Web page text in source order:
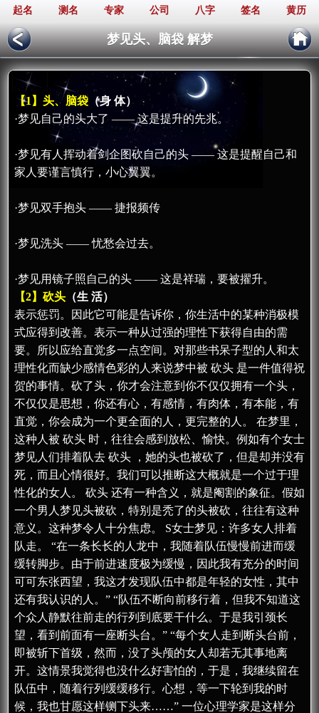
起名 测名 专家 公司 八字 签名 黄历
梦见头、脑袋 解梦
【1】头、脑袋 （身 体）
·梦见自己的头大了 —— 这是提升的先兆。
·梦见有人挥动着剑企图砍自己的头 —— 这是提醒自己和
家人要谨言慎行，小心翼翼。
·梦见双手抱头 —— 捷报频传
·梦见洗头 —— 忧愁会过去。
·梦见用镜子照自己的头 —— 这是祥瑞，要被擢升。
【2】砍头 （生 活）
表示惩罚。因此它可能是告诉你，你生活中的某种消极模
式应得到改善。表示一种从过强的理性下获得自由的需
要。所以应给直觉多一点空间。对那些书呆子型的人和太
理性化而缺少感情色彩的人来说梦中被 砍头 是一件值得祝
贺的事情。砍了头，你才会注意到你不仅仅拥有一个头，
不仅仅是思想，你还有心，有感情，有肉体，有本能，有
直觉，你会成为一个更全面的人，更完整的人。 在梦里，
这种人被 砍头 时，往往会感到放松、愉快。例如有个女士
梦见人们排着队去 砍头 ，她的头也被砍了，但是却并没有
死，而且心情很好。我们可以推断这大概就是一个过于理
性化的女人。 砍头 还有一种含义，就是阉割的象征。假如
一个男人梦见头被砍，特别是秃了的头被砍，往往有这种
意义。这种梦令人十分焦虑。 S女士梦见：许多女人排着
队走。 “在一条长长的人龙中，我随着队伍慢慢前进而缓
缓转脚步。由于前进速度极为缓慢，因此我有充分的时间
可可东张西望，我这才发现队伍中都是年轻的女性，其中
还有我认识的人。” “队伍不断向前移行着，但我不知道这
个众人静默往前走的行列到底要干什么。于是我引颈长
望，看到前面有一座断头台。” “每个女人走到断头台前，
即被斩下首级，然而，没了头颅的女人却若无其事地离
开。这情景我觉得也没什么好害怕的，于是，我继续留在
队伍中，随着行列缓缓移行。心想，等一下轮到我的时
候，我也甘愿这样铡下头来……” 一位心理学家是这样分